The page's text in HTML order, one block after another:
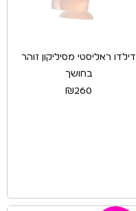
דילדו ראליסטי מסיליקון זוהר
בחושך
₪260